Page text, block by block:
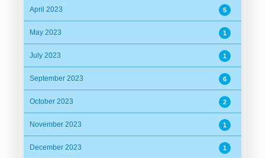
April 2023 5
May 2023 1
July 2023 1
September 2023 6
October 2023 2
November 2023 1
December 2023 1